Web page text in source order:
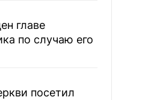
главе
по случаю его
посетил